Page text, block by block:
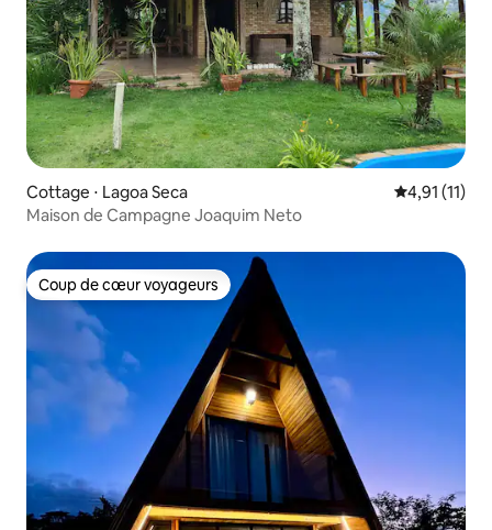
Cottage ⋅ Lagoa Seca Évaluation
4,91 (11)
Maison de Campagne Joaquim Neto
Coup de cœur voyageurs
Coup de cœur voyageurs